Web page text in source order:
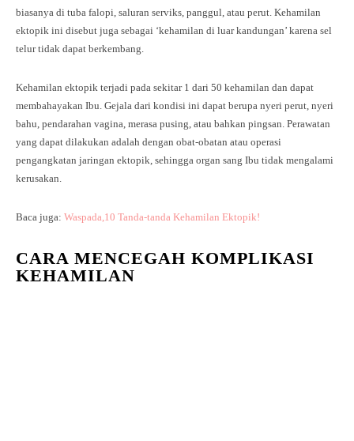
biasanya di tuba falopi, saluran serviks, panggul, atau perut. Kehamilan
ektopik ini disebut juga sebagai ‘kehamilan di luar kandungan’ karena sel
telur tidak dapat berkembang.
Kehamilan ektopik terjadi pada sekitar 1 dari 50 kehamilan dan dapat
membahayakan Ibu. Gejala dari kondisi ini dapat berupa nyeri perut, nyeri
bahu, pendarahan vagina, merasa pusing, atau bahkan pingsan. Perawatan
yang dapat dilakukan adalah dengan obat-obatan atau operasi
pengangkatan jaringan ektopik, sehingga organ sang Ibu tidak mengalami
kerusakan.
Baca juga: Waspada,10 Tanda-tanda Kehamilan Ektopik!
CARA MENCEGAH KOMPLIKASI
KEHAMILAN